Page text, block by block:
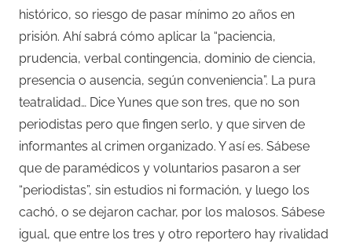
histórico, so riesgo de pasar mínimo 20 años en
prisión. Ahí sabrá cómo aplicar la “paciencia,
prudencia, verbal contingencia, dominio de ciencia,
presencia o ausencia, según conveniencia”. La pura
teatralidad… Dice Yunes que son tres, que no son
periodistas pero que fingen serlo, y que sirven de
informantes al crimen organizado. Y así es. Sábese
que de paramédicos y voluntarios pasaron a ser
“periodistas”, sin estudios ni formación, y luego los
cachó, o se dejaron cachar, por los malosos. Sábese
igual, que entre los tres y otro reportero hay rivalidad